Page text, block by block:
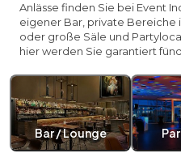
Anlässe finden Sie bei Event
eigener Bar, private Bereiche
oder große Säle und
hier werden Sie garantiert
Bar / Lounge